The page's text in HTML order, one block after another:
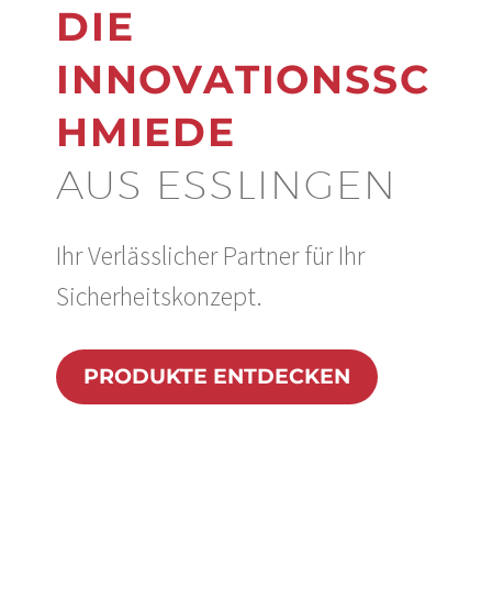
DIE
INNOVATIONSSC
HMIEDE
AUS ESSLINGEN
Ihr Verlässlicher Partner für Ihr
Sicherheitskonzept.
PRODUKTE ENTDECKEN